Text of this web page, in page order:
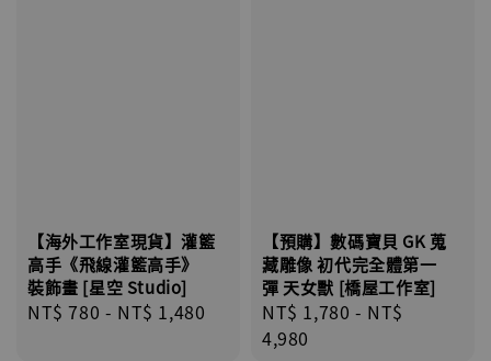
【海外工作室現貨】灌籃
高手《飛線灌籃高手》
裝飾畫 [星空 Studio]
Regular
NT$ 780 - NT$ 1,480
【預購】數碼寶貝 GK 蒐
藏雕像 初代完全體第一
彈 天女獸 [橋屋工作室]
Regular
price
NT$ 1,780 - NT$
4,980